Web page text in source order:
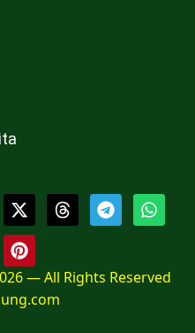
— All Rights Reserved